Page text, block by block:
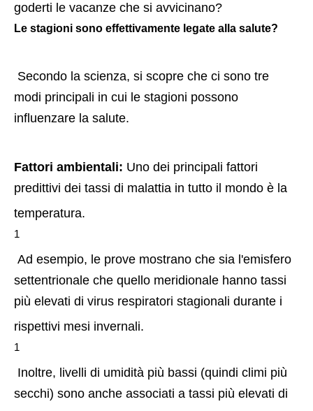
goderti le vacanze che si avvicinano?
Le stagioni sono effettivamente legate alla salute?
modi principali in cui le stagioni possono
influenzare la salute.
Fattori ambientali: Uno dei principali fattori
predittivi dei tassi di malattia in tutto il mondo è la
temperatura.
1
settentrionale che quello meridionale hanno tassi
più elevati di virus respiratori stagionali durante i
rispettivi mesi invernali.
1
secchi) sono anche associati a tassi più elevati di